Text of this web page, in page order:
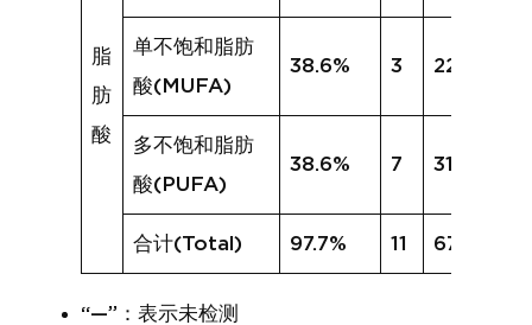
脂
肪
酸
单不饱和脂肪
酸(MUFA)
38.6% 3 22.1%
多不饱和脂肪
酸(PUFA)
38.6% 7 31.8%
合计(Total) 97.7% 11 67.7%
“—”：表示未检测